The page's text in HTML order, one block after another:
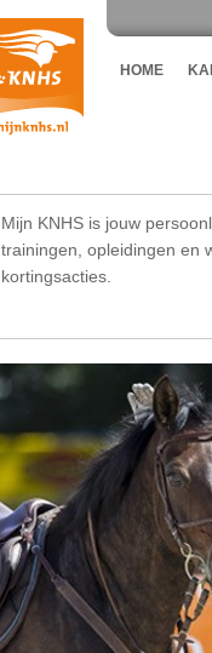
HOME
Mijn KNHS is jouw
trainingen, opleidingen en
kortingsacties.